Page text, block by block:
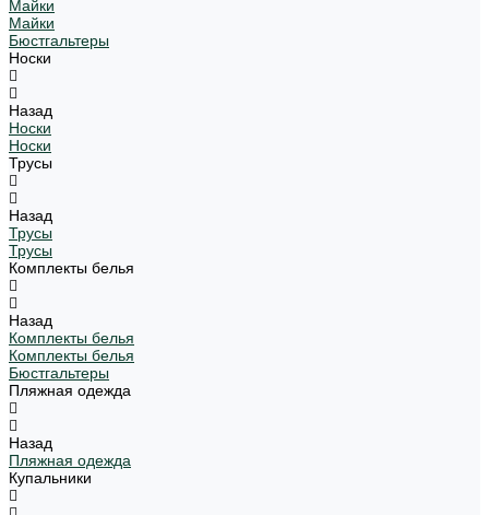
Майки
Майки
Бюстгальтеры
Носки
Назад
Носки
Носки
Трусы
Назад
Трусы
Трусы
Комплекты белья
Назад
Комплекты белья
Комплекты белья
Бюстгальтеры
Пляжная одежда
Назад
Пляжная одежда
Купальники